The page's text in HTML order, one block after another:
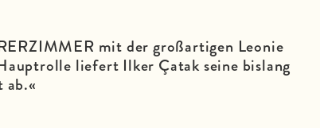
mit der großartigen Leonie
liefert Ilker Çatak seine bislang
ab.«